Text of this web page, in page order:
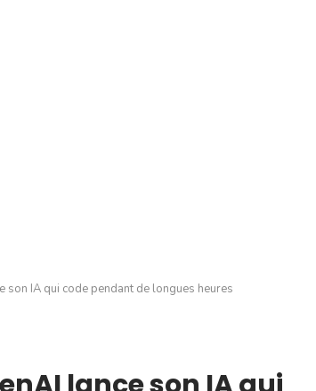
son IA qui code pendant de longues heures